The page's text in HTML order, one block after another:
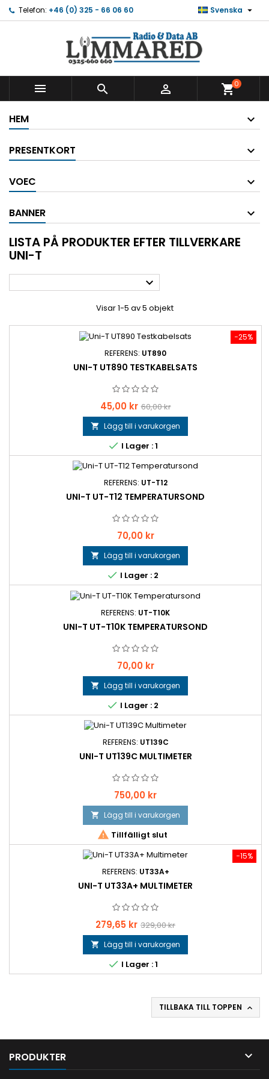
Telefon: +46 (0) 325 - 66 06 60 Svenska 
   shopping_cart0
HEM
PRESENTKORT
VOEC
BANNER
LISTA PÅ PRODUKTER EFTER TILLVERKARE
UNI-T

Visar 1-5 av 5 objekt
−25%
REFERENS: UT890
UNI-T UT890 TESTKABELSATS
Pris
45,00 kr Baspris
60,00 kr
 Lägg till i varukorgen
 I Lager : 1
REFERENS: UT-T12
UNI-T UT-T12 TEMPERATURSOND
Pris
70,00 kr
 Lägg till i varukorgen
 I Lager : 2
REFERENS: UT-T10K
UNI-T UT-T10K TEMPERATURSOND
Pris
70,00 kr
 Lägg till i varukorgen
 I Lager : 2
REFERENS: UT139C
UNI-T UT139C MULTIMETER
Pris
750,00 kr
 Lägg till i varukorgen
 Tillfälligt slut
−15%
REFERENS: UT33A+
UNI-T UT33A+ MULTIMETER
Pris
279,65 kr Baspris
329,00 kr
 Lägg till i varukorgen
 I Lager : 1
TILLBAKA TILL TOPPEN 
PRODUKTER 